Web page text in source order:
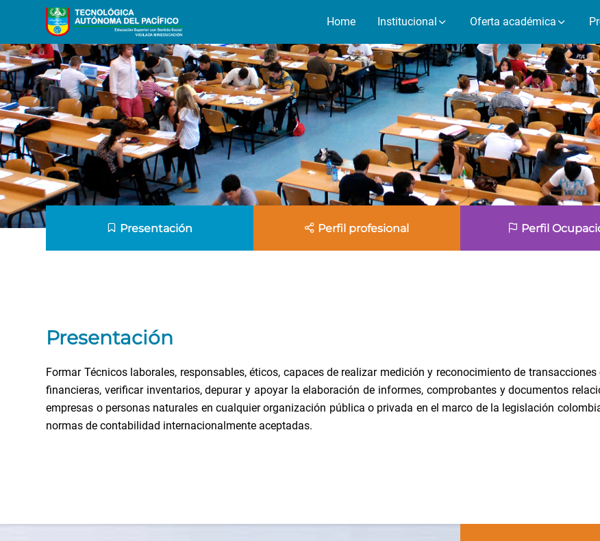
Home Institucional Oferta académica
Presentación Perfil profesional Perfil
Presentación
Formar Técnicos laborales, responsables, éticos, capaces de realizar medición y reconocimiento de
financieras, verificar inventarios, depurar y apoyar la elaboración de informes, comprobantes y documentos
empresas o personas naturales en cualquier organización pública o privada en el marco de la legislación
normas de contabilidad internacionalmente aceptadas.